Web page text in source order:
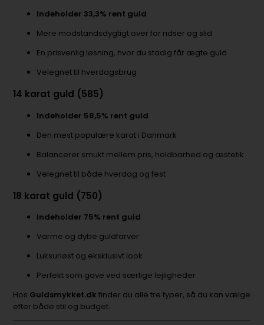
Indeholder 33,3% rent guld
Mere modstandsdygtigt over for ridser og slid
En prisvenlig løsning, hvor du stadig får ægte guld
Velegnet til hverdagsbrug
14 karat guld (585)
Indeholder 58,5% rent guld
Den mest populære karat i Danmark
Balancerer smukt mellem pris, holdbarhed og æstetik
Velegnet til både hverdag og fest
18 karat guld (750)
Indeholder 75% rent guld
Varme og dybe guldfarver
Luksuriøst og eksklusivt look
Perfekt som gave ved særlige lejligheder
Hos Guldsmykket.dk finder du alle tre typer, så du kan vælge
efter både stil og budget.